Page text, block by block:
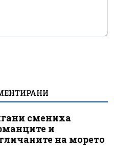
смениха
и
на морето